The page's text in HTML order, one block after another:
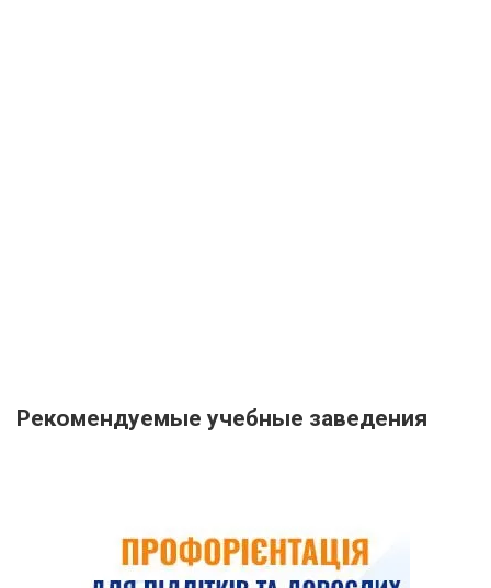
Рекомендуемые учебные заведения